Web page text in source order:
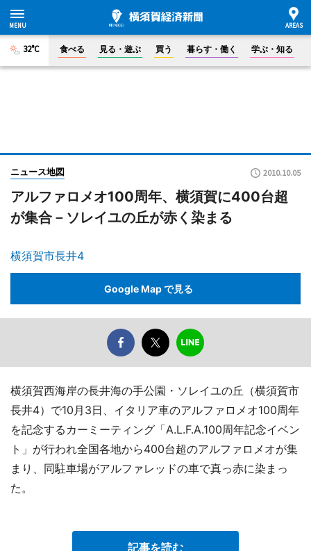
32°C 食べる 見る・遊ぶ 買う 暮らす・働く 学ぶ・知る
ニュース地図 2010.10.05
アルファロメオ100周年、横須賀に400台超
が集合－ソレイユの丘が赤く染まる
横須賀市長井4
Google Map で見る
横須賀西海岸の長井海の手公園・ソレイユの丘（横須賀市
長井4）で10月3日、イタリア車のアルファロメオ100周年
を記念するカーミーティング「A.L.F.A.100周年記念イベン
ト」が行われ全国各地から400台超のアルファロメオが集
まり、同駐車場がアルファレッドの車で真っ赤に染まっ
た。
記事を読む